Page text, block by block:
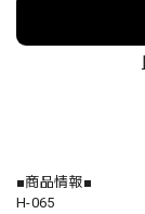
■商品情報■
H-065